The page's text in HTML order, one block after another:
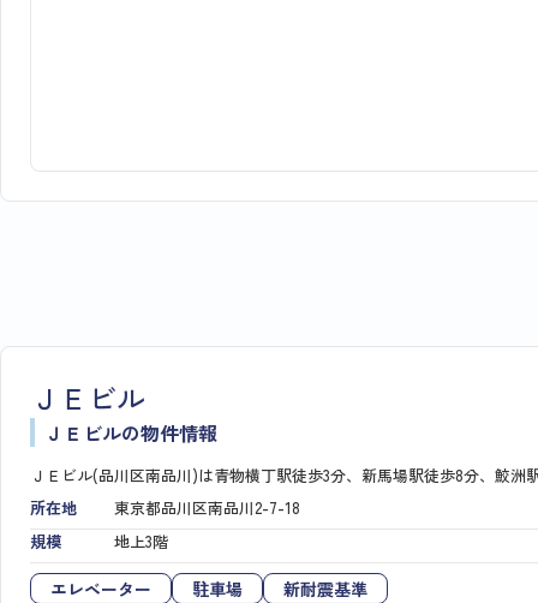
ＪＥビル
ＪＥビルの物件情報
ＪＥビル(品川区南品川)は青物横丁駅徒歩3分、新馬場駅徒歩8分、鮫洲
所在地
東京都品川区南品川2-7-18
規模
地上3階
エレベーター 駐車場 新耐震基準